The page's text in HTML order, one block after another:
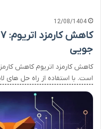
12/08/1404
جویی
کاهش کارمزد اتریوم کاهش
است. با استفاده از راه حل های